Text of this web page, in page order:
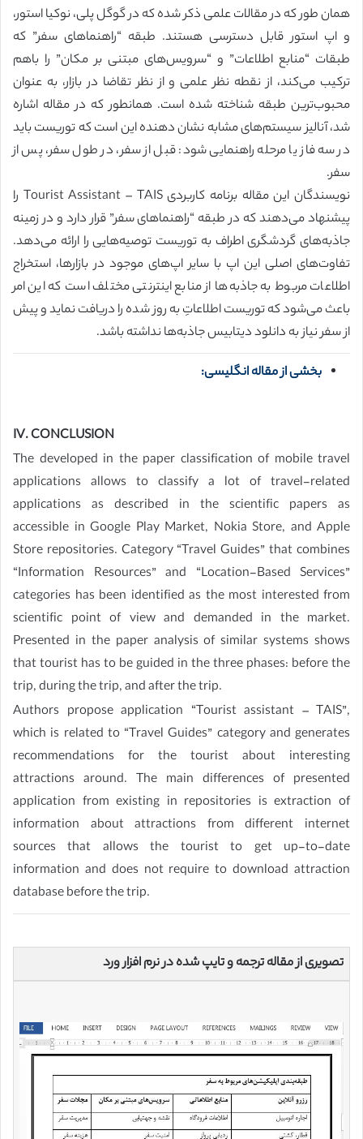
همان طور که در مقالات علمی ذکر شده که در گوگل پلی، نوکیا استور،
و اپ استور قابل دسترسی هستند. طبقه “راهنماهای سفر” که
طبقات “منابع اطلاعات” و “سرویس‌های مبتنی بر مکان” را باهم
ترکیب می‌کند، از نقطه نظر علمی و از نظر تقاضا در بازار، به عنوان
محبوب‌ترین طبقه شناخته شده است. همانطور که در مقاله اشاره
شد، آنالیز سیستم‌های مشابه نشان دهنده این است که توریست باید
در سه فاز یا مرحله راهنمایی شود: قبل از سفر، در طول سفر، پس از
سفر.
نویسندگان این مقاله برنامه کاربردی Tourist Assistant – TAIS را
پیشنهاد می‌دهند که در طبقه “راهنماهای سفر” قرار دارد و در زمینه
جاذبه‌های گردشگری اطراف به توریست توصیه‌هایی را ارائه می‌دهد.
تفاوت‌های اصلی این اپ با سایر اپ‌های موجود در بازارها، استخراج
اطلاعات مربوط به جاذبه‌ها از منابع اینترنتی مختلف است که این امر
باعث می‌شود که توریست اطلاعاتِ به روز شده را دریافت نماید و پیش
از سفر نیاز به دانلود دیتابیس جاذبه‌ها نداشته باشد.
بخشی از مقاله انگلیسی:
IV. CONCLUSION
The developed in the paper classification of mobile travel
applications allows to classify a lot of travel-related
applications as described in the scientific papers as
accessible in Google Play Market, Nokia Store, and Apple
Store repositories. Category “Travel Guides” that combines
“Information Resources” and “Location-Based Services”
categories has been identified as the most interested from
scientific point of view and demanded in the market.
Presented in the paper analysis of similar systems shows
that tourist has to be guided in the three phases: before the
trip, during the trip, and after the trip.
Authors propose application “Tourist assistant – TAIS”,
which is related to “Travel Guides” category and generates
recommendations for the tourist about interesting
attractions around. The main differences of presented
application from existing in repositories is extraction of
information about attractions from different internet
sources that allows the tourist to get up-to-date
information and does not require to download attraction
database before the trip.
تصویری از مقاله ترجمه و تایپ شده در نرم افزار ورد